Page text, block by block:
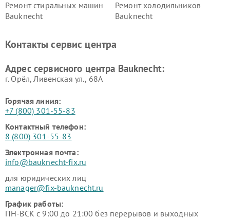
Ремонт стиральных машин
Bauknecht
Ремонт холодильников
Bauknecht
Контакты сервис центра
Адрес сервисного центра Bauknecht:
г. Орёл, Ливенская ул., 68А
Горячая линия:
+7 (800) 301-55-83
Контактный телефон:
8 (800) 301-55-83
Электронная почта:
info@bauknecht-fix.ru
для юридических лиц
manager@fix-bauknecht.ru
График работы:
ПН-ВСК с 9:00 до 21:00 без перерывов и выходных